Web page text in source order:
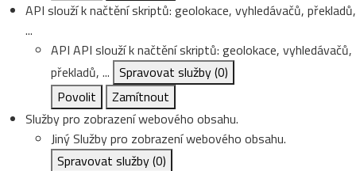
API slouží k načtění skriptů: geolokace, vyhledávačů, překladů,
...
API API slouží k načtění skriptů: geolokace, vyhledávačů,
překladů, ... Spravovat služby(0)
Povolit
Zamítnout
Služby pro zobrazení webového obsahu.
JinýSlužby pro zobrazení webového obsahu.
Spravovat služby(0)